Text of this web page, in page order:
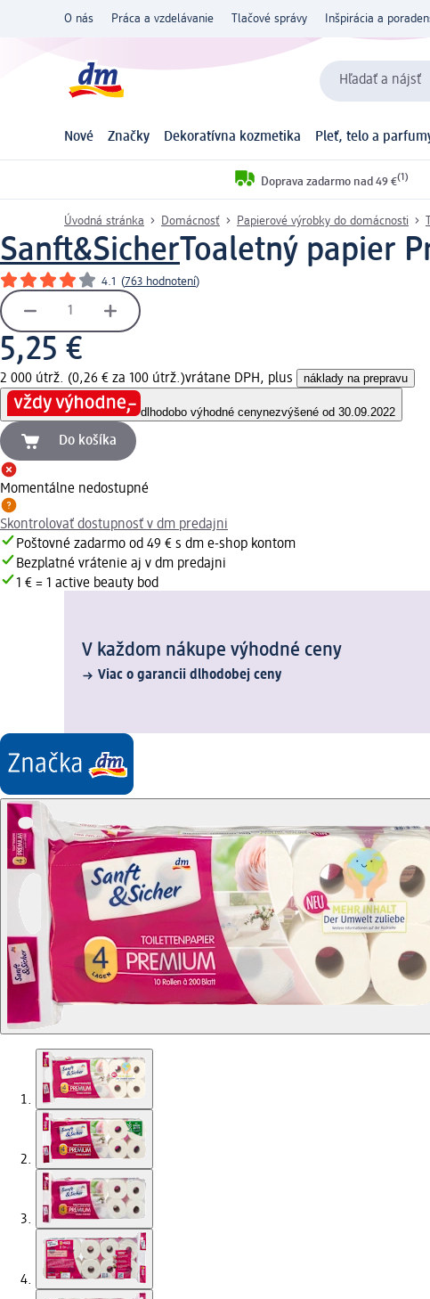
O nás Práca a vzdelávanie Tlačové správy Inšpirácia a
Hľadať a nájsť
Nové Značky Dekoratívna kozmetika Pleť, telo a
Doprava zadarmo nad 49 €(1)
Úvodná stránka Domácnosť Papierové výrobky do domácnosti
Sanft&SicherToaletný papier
4.1 (763 hodnotení)
5,25 €
2 000 útrž. (0,26 € za 100 útrž.)vrátane DPH, plus náklady na prepravu
dlhodobo výhodné cenynezvýšené od 30.09.2022
Do košíka
Momentálne nedostupné
Skontrolovať dostupnosť v dm predajni
Poštovné zadarmo od 49 € s dm e-shop kontom
Bezplatné vrátenie aj v dm predajni
1 € = 1 active beauty bod
V každom nákupe výhodné ceny
Viac o garancii dlhodobej ceny